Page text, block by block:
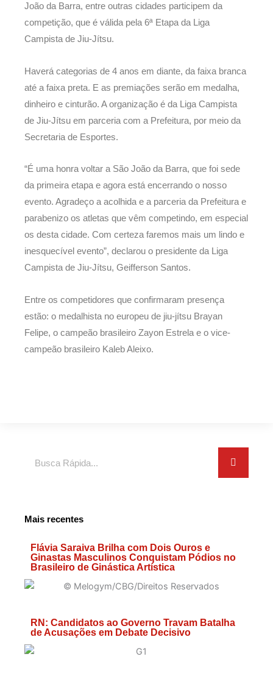
João da Barra, entre outras cidades participem da
competição, que é válida pela 6ª Etapa da Liga
Campista de Jiu-Jítsu.
Haverá categorias de 4 anos em diante, da faixa branca
até a faixa preta. E as premiações serão em medalha,
dinheiro e cinturão. A organização é da Liga Campista
de Jiu-Jítsu em parceria com a Prefeitura, por meio da
Secretaria de Esportes.
“É uma honra voltar a São João da Barra, que foi sede
da primeira etapa e agora está encerrando o nosso
evento. Agradeço a acolhida e a parceria da Prefeitura e
parabenizo os atletas que vêm competindo, em especial
os desta cidade. Com certeza faremos mais um lindo e
inesquecível evento”, declarou o presidente da Liga
Campista de Jiu-Jítsu, Geifferson Santos.
Entre os competidores que confirmaram presença
estão: o medalhista no europeu de jiu-jítsu Brayan
Felipe, o campeão brasileiro Zayon Estrela e o vice-
campeão brasileiro Kaleb Aleixo.
Mais recentes
Flávia Saraiva Brilha com Dois Ouros e
Ginastas Masculinos Conquistam Pódios no
Brasileiro de Ginástica Artística
RN: Candidatos ao Governo Travam Batalha
de Acusações em Debate Decisivo